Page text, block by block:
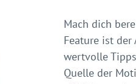
Mach dich
Feature ist
wertvolle
Quelle der